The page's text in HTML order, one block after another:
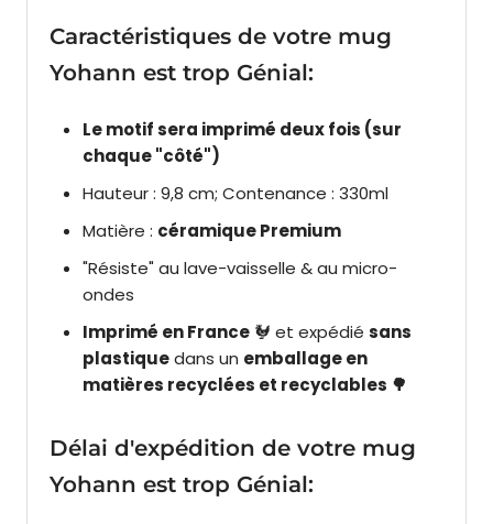
Caractéristiques de votre mug
Yohann est trop Génial:
Le motif sera imprimé deux fois (sur
chaque "côté")
Hauteur : 9,8 cm; Contenance : 330ml
Matière : céramique Premium
"Résiste" au lave-vaisselle & au micro-
ondes
Imprimé en France 🐓 et expédié sans
plastiquedans un emballage en
matières recyclées et recyclables 🌳
Délai d'expédition de votre mug
Yohann est trop Génial: